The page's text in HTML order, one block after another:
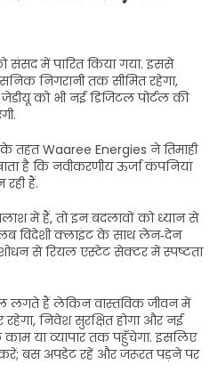
में पारित किया गया. इससे
निगरानी तक सीमित रहेगा,
को भी नई डिजिटल पोर्टल की
तहत Waaree Energies ने तिमाही
है कि नवीकरणीय ऊर्जा कंपनियां
हैं.
में हैं, तो इन बदलावों को ध्यान से
विदेशी क्लाइंट के साथ लेन‑देन
से रियल एस्टेट सेक्टर में स्पष्टता
हैं लेकिन वास्तविक जीवन में
निवेश सुरक्षित होगा और नई
या व्यापार तक पहुँचेगा. इसलिए
बस अपडेट रहें और जरूरत पड़ने पर